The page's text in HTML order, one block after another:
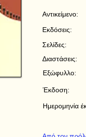
Αντικείμενο:
Εκδόσεις:
Σελίδες:
Διαστάσεις:
Εξώφυλλο:
Έκδοση:
Ημερομηνία